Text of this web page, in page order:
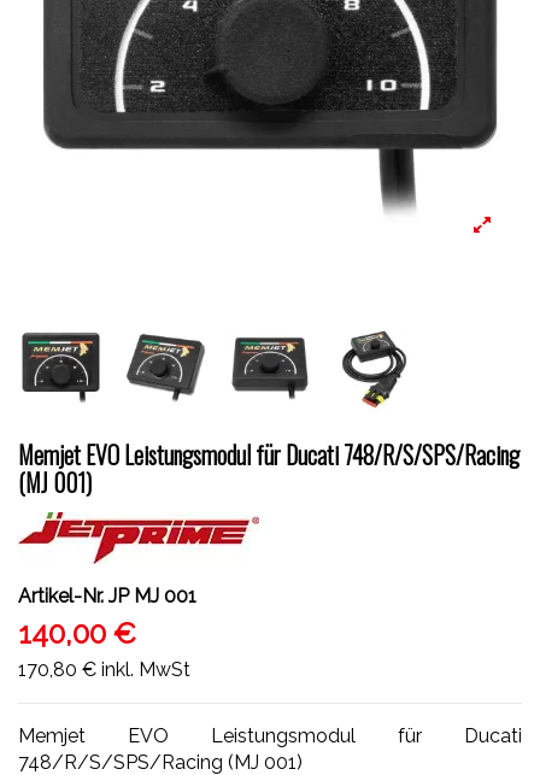
Memjet EVO Leistungsmodul für Ducati 748/R/S/SPS/Racing
(MJ 001)
Artikel-Nr. JP MJ 001
140,00 €
170,80 € inkl. MwSt
Memjet EVO Leistungsmodul für Ducati
748/R/S/SPS/Racing (MJ 001)